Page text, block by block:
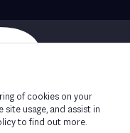
of cookies on your
site usage, and assist in
to find out more.